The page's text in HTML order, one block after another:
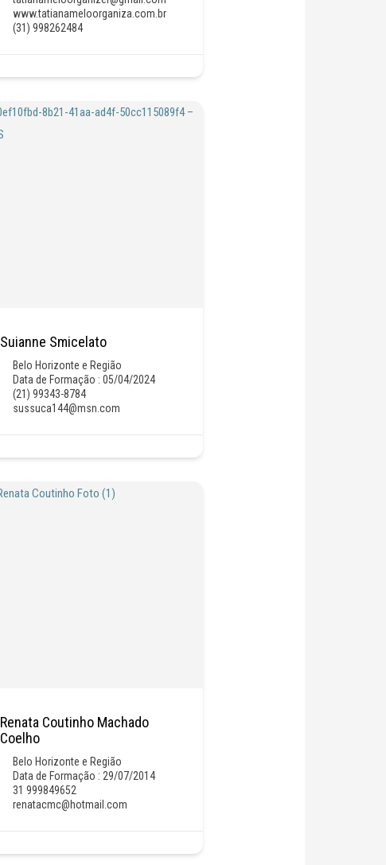
www.tatianameloorganiza.com.br
(31) 998262484
Suianne Smicelato
Belo Horizonte e Região
Data de Formação : 05/04/2024
(21) 99343-8784
sussuca144@msn.com
Renata Coutinho Machado
Coelho
Belo Horizonte e Região
Data de Formação : 29/07/2014
31 999849652
renatacmc@hotmail.com